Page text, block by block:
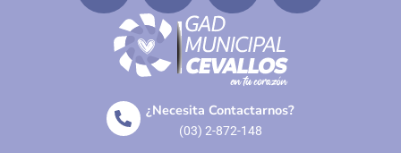
¿Necesita Contactarnos?
(03) 2-872-148